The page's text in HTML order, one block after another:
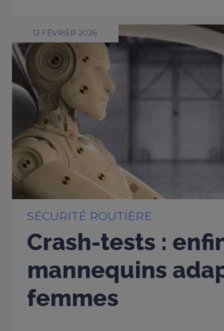
12 FÉVRIER 2026
SÉCURITÉ ROUTIÈRE
Crash-tests :
mannequins
femmes